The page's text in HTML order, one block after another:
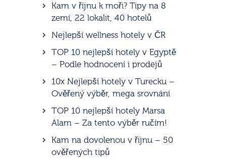
Kam v říjnu k moři? Tipy na 8
zemí, 22 lokalit, 40 hotelů
Nejlepší wellness hotely v ČR
TOP 10 nejlepší hotely v Egyptě
– Podle hodnocení i prodejů
10x Nejlepší hotely v Turecku –
Ověřený výběr, mega srovnání
TOP 10 nejlepší hotely Marsa
Alam – Za tento výběr ručím!
Kam na dovolenou v říjnu – 50
ověřených tipů